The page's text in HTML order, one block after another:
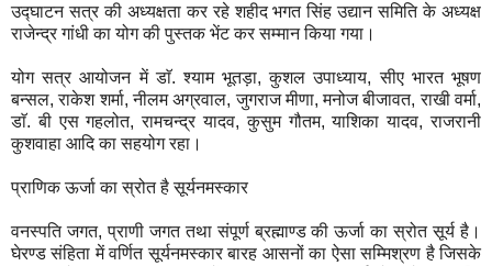
उद्घाटन सत्र की अध्यक्षता कर रहे शहीद भगत सिंह उद्यान समिति के अध्यक्ष
राजेन्द्र गांधी का योग की पुस्तक भेंट कर सम्मान किया गया।
योग सत्र आयोजन में डाॅ. श्याम भूतड़ा, कुशल उपाध्याय, सीए भारत भूषण
बन्सल, राकेश शर्मा, नीलम अग्रवाल, जुगराज मीणा, मनोज बीजावत, राखी वर्मा,
डाॅ. बी एस गहलोत, रामचन्द्र यादव, कुसुम गौतम, याशिका यादव, राजरानी
कुशवाहा आदि का सहयोग रहा।
प्राणिक ऊर्जा का स्रोत है सूर्यनमस्कार
वनस्पति जगत, प्राणी जगत तथा संपूर्ण ब्रह्माण्ड की ऊर्जा का स्रोत सूर्य है।
घेरण्ड संहिता में वर्णित सूर्यनमस्कार बारह आसनों का ऐसा सम्मिश्रण है जिसके